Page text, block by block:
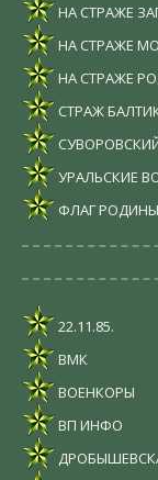
НА СТРАЖЕ
НА СТРАЖЕ
НА СТРАЖЕ
СТРАЖ
УРАЛЬСКИЕ
ФЛАГ РОДИНЫ
22.11.85.
ВМК
ВОЕНКОРЫ
ВП ИНФО